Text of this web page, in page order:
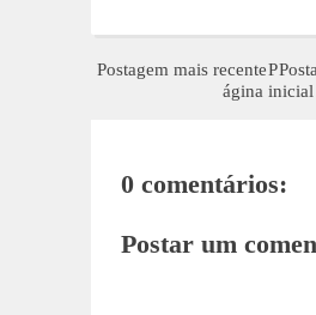
Postagem mais recenteP
ágina inicial
0 comentários:
Postar um